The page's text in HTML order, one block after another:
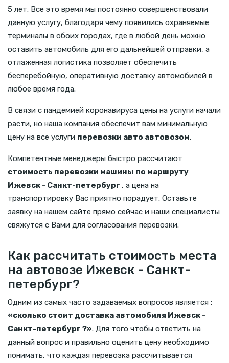
5 лет. Все это время мы постоянно совершенствовали
данную услугу, благодаря чему появились охраняемые
терминалы в обоих городах, где в любой день можно
оставить автомобиль для его дальнейшей отправки, а
отлаженная логистика позволяет обеспечить
бесперебойную, оперативную доставку автомобилей в
любое время года.
В связи с пандемией коронавируса цены на услуги начали
расти, но наша компания обеспечит вам минимальную
цену на все услуги перевозки авто автовозом.
Компетентные менеджеры быстро рассчитают
стоимость перевозки машины по маршруту
Ижевск - Санкт-петербург , а цена на
транспортировку Вас приятно порадует. Оставьте
заявку на нашем сайте прямо сейчас и наши специалисты
свяжутся с Вами для согласования перевозки.
Как рассчитать стоимость места
на автовозе Ижевск - Санкт-
петербург?
Одним из самых часто задаваемых вопросов является :
«сколько стоит доставка автомобиля Ижевск -
Санкт-петербург ?». Для того чтобы ответить на
данный вопрос и правильно оценить цену необходимо
понимать, что каждая перевозка рассчитывается